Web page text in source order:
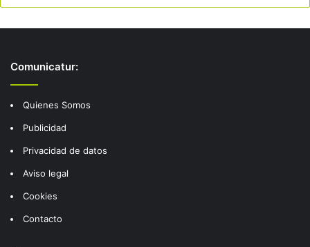
Comunicatur:
Quienes Somos
Publicidad
Privacidad de datos
Aviso legal
Cookies
Contacto